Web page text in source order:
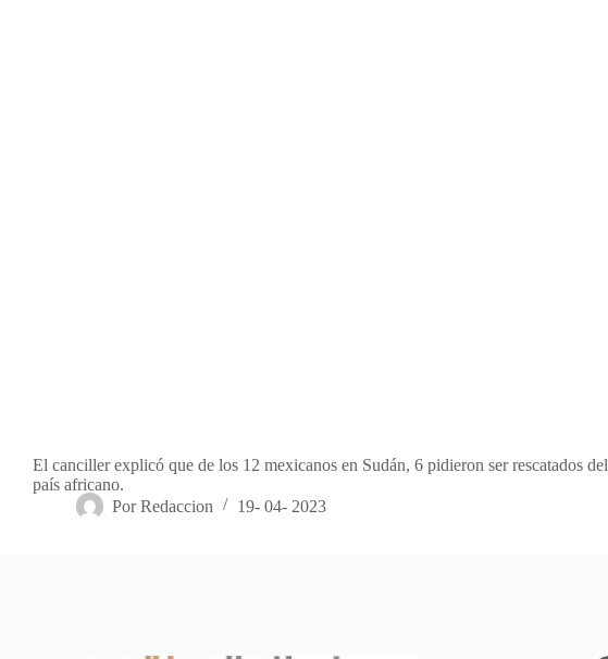
El canciller explicó que de los 12 mexicanos en Sudán, 6 pidieron ser rescatados del
país africano.
Por Redaccion 19- 04- 2023